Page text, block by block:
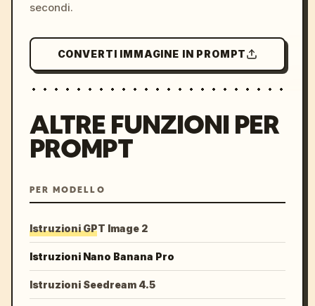
secondi.
CONVERTI IMMAGINE IN PROMPT
ALTRE FUNZIONI PER
PROMPT
PER MODELLO
Istruzioni GPT Image 2
Istruzioni Nano Banana Pro
Istruzioni Seedream 4.5